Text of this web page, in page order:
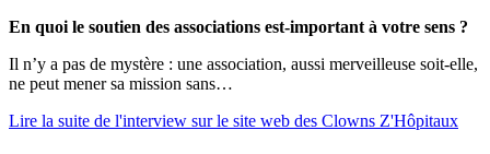
En quoi le soutien des associations est-important à votre sens ?
Il n’y a pas de mystère : une association, aussi merveilleuse soit-elle,
ne peut mener sa mission sans…
Lire la suite de l'interview sur le site web des Clowns Z'Hôpitaux